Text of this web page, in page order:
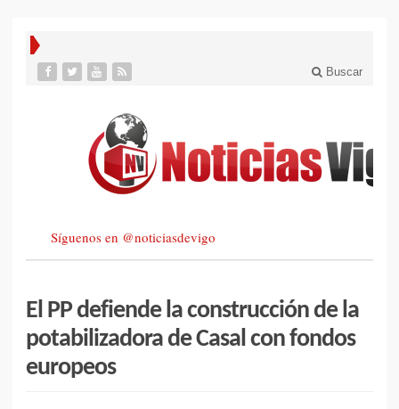
Buscar
Síguenos en @noticiasdevigo
El PP defiende la construcción de la
potabilizadora de Casal con fondos
europeos